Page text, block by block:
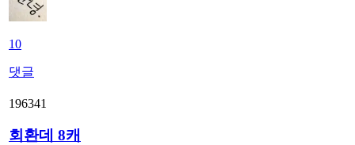
10
댓글
196341
회환데 8캐